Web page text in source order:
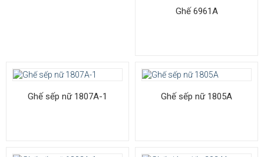
Ghế 6961A
Ghế sếp nữ 1807A-1 Ghế sếp nữ 1805A